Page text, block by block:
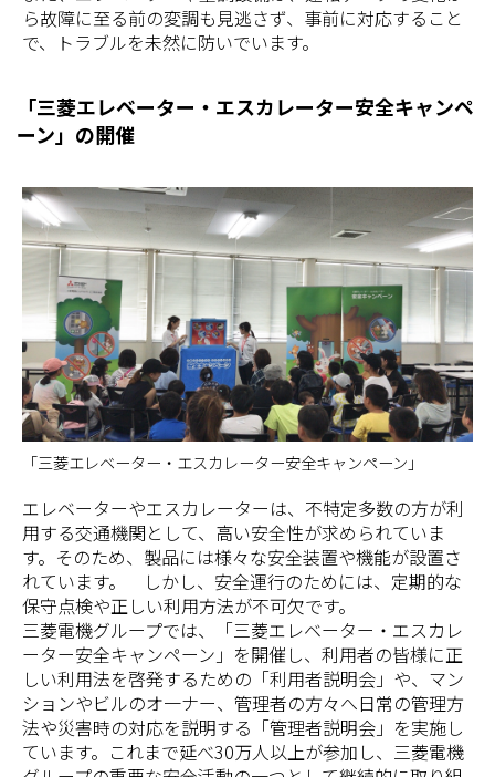
ら故障に至る前の変調も見逃さず、事前に対応すること
で、トラブルを未然に防いでいます。
「三菱エレベーター・エスカレーター安全キャンペ
ーン」の開催
「三菱エレベーター・エスカレーター安全キャンペーン」
エレベーターやエスカレーターは、不特定多数の方が利
用する交通機関として、高い安全性が求められていま
す。そのため、製品には様々な安全装置や機能が設置さ
れています。 しかし、安全運行のためには、定期的な
保守点検や正しい利用方法が不可欠です。
三菱電機グループでは、「三菱エレベーター・エスカレ
ーター安全キャンペーン」を開催し、利用者の皆様に正
しい利用法を啓発するための「利用者説明会」や、マン
ションやビルのオ一ナー、管理者の方々へ日常の管理方
法や災害時の対応を説明する「管理者説明会」を実施し
ています。これまで延べ30万人以上が参加し、三菱電機